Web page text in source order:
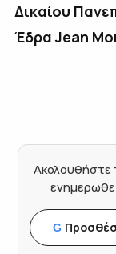
Δικαίου
Έδρα Jean
Ακολουθήστε
G